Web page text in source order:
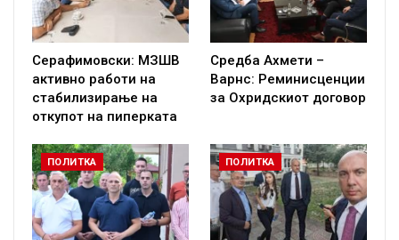
Серафимовски: МЗШВ
активно работи на
стабилизирање на
откупот на пиперката
Средба Ахмети –
Варнс: Реминисценции
за Охридскиот договор
ПОЛИТКА ПОЛИТКА